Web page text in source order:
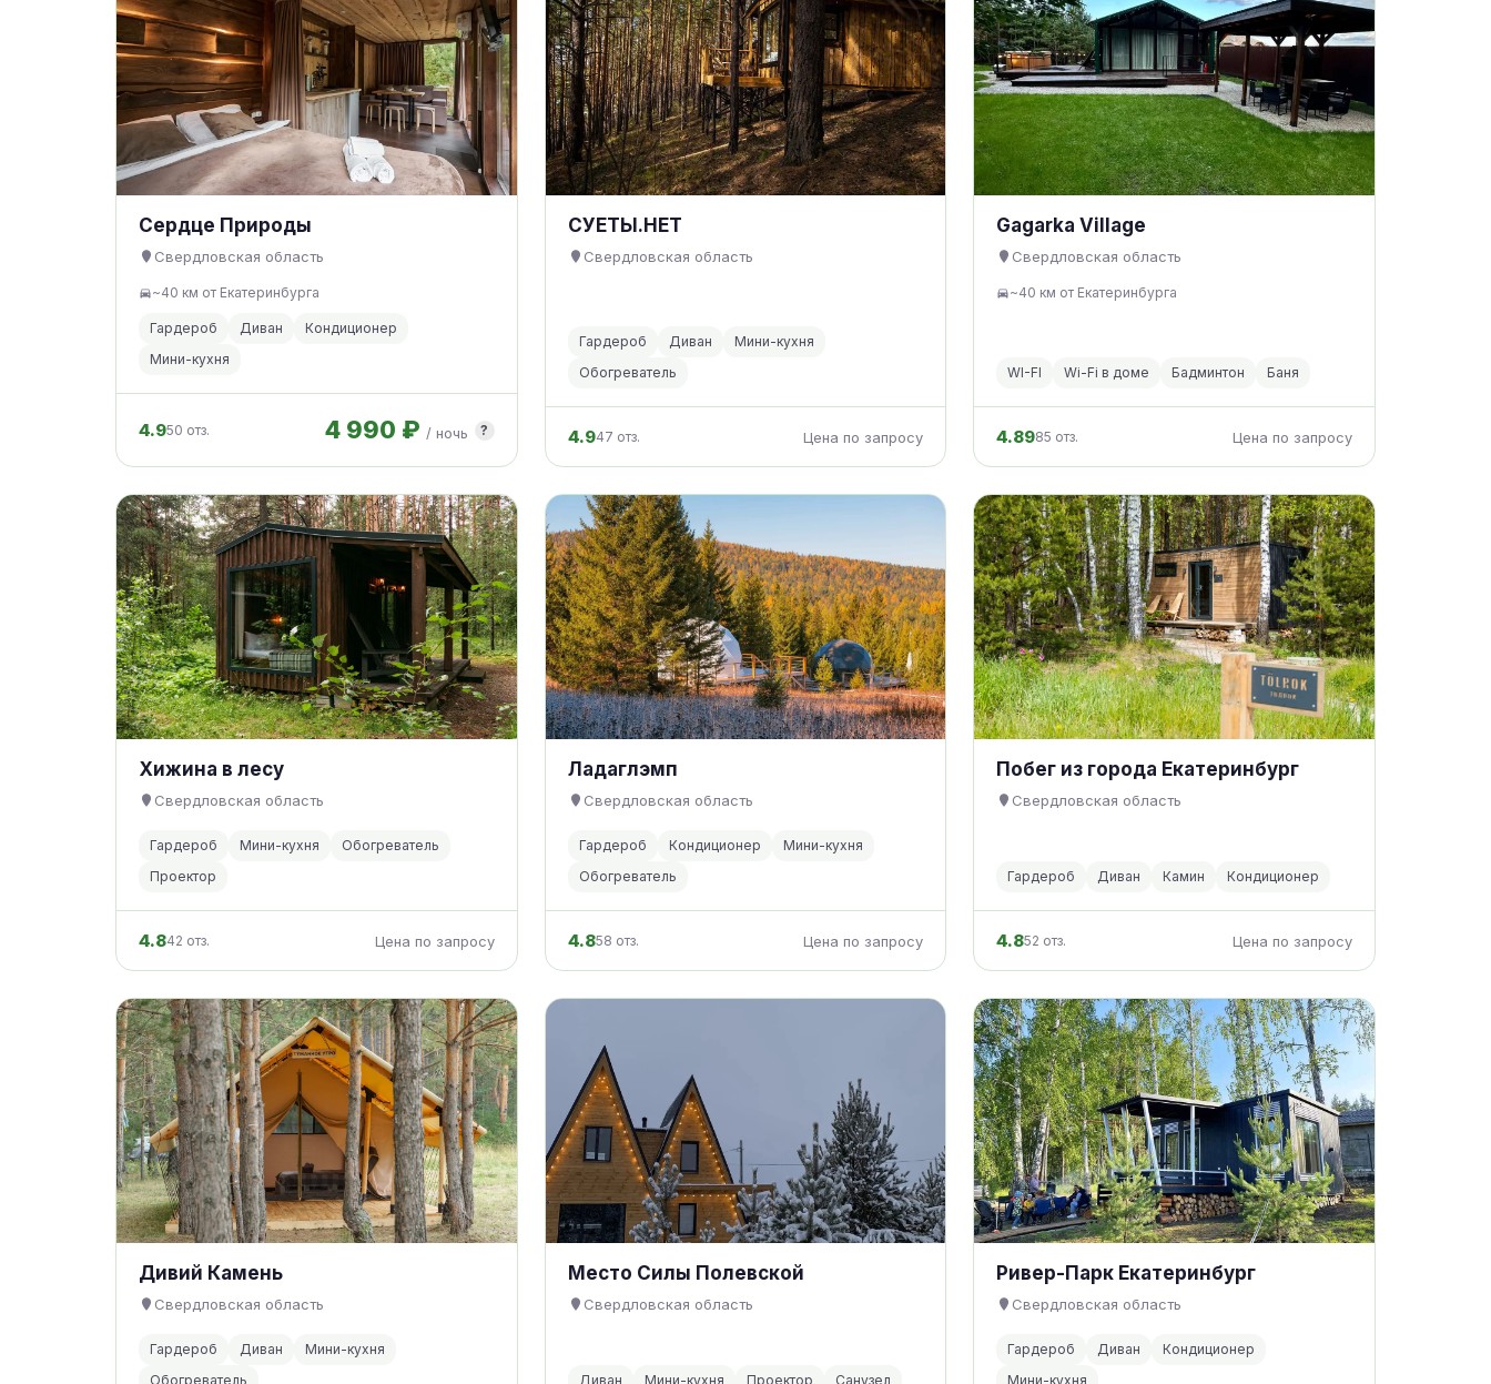
Сердце Природы
Свердловская область
~40 км от Екатеринбурга
Гардероб Диван
Кондиционер
Мини-кухня
4.950 отз. 4 990 ₽ / ночь ?
СУЕТЫ.НЕТ
Свердловская область
Гардероб Диван
Мини-кухня
Обогреватель
4.947 отз. Цена по запросу
Gagarka Village
Свердловская область
~40 км от Екатеринбурга
WI-FI Wi-Fi в доме Бадминтон Баня
4.8985 отз. Цена по запросу
Хижина в лесу
Свердловская область
Гардероб Мини-кухня
Обогреватель
Проектор
4.842 отз. Цена по запросу
Ладаглэмп
Свердловская область
Гардероб Кондиционер
Мини-кухня
Обогреватель
4.858 отз. Цена по запросу
Побег из города Екатеринбург
Свердловская область
Гардероб Диван Камин Кондиционер
4.852 отз. Цена по запросу
Дивий Камень
Свердловская область
Гардероб Диван
Мини-кухня
Обогреватель
Место Силы Полевской
Свердловская область
Диван Мини-кухня Проектор Санузел
Ривер-Парк Екатеринбург
Свердловская область
Гардероб Диван
Кондиционер
Мини-кухня